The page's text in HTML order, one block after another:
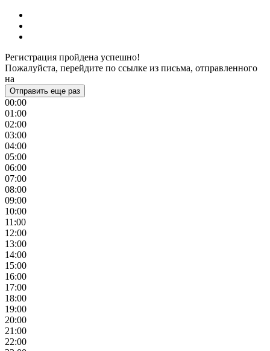
Регистрация пройдена успешно!
Пожалуйста, перейдите по ссылке из письма, отправленного
на
Отправить еще раз
00:00
01:00
02:00
03:00
04:00
05:00
06:00
07:00
08:00
09:00
10:00
11:00
12:00
13:00
14:00
15:00
16:00
17:00
18:00
19:00
20:00
21:00
22:00